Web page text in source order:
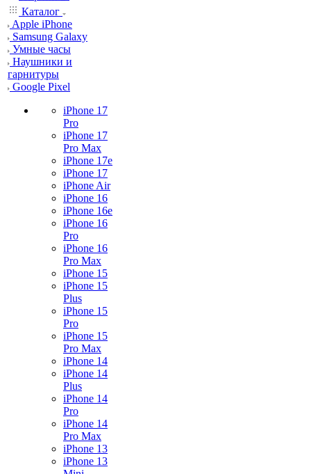
Каталог
Apple iPhone
Samsung Galaxy
Умные часы
Наушники и
гарнитуры
Google Pixel
iPhone 17
Pro
iPhone 17
Pro Max
iPhone 17e
iPhone 17
iPhone Air
iPhone 16
iPhone 16e
iPhone 16
Pro
iPhone 16
Pro Max
iPhone 15
iPhone 15
Plus
iPhone 15
Pro
iPhone 15
Pro Max
iPhone 14
iPhone 14
Plus
iPhone 14
Pro
iPhone 14
Pro Max
iPhone 13
iPhone 13